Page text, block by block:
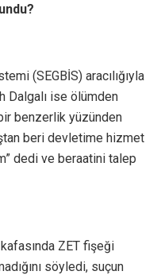
(SEGBİS) aracılığıyla
Dalgalı ise ölümden
benzerlik yüzünden
beri devletime hizmet
dedi ve beraatini talep
kafasında ZET fişeği
söyledi, suçun